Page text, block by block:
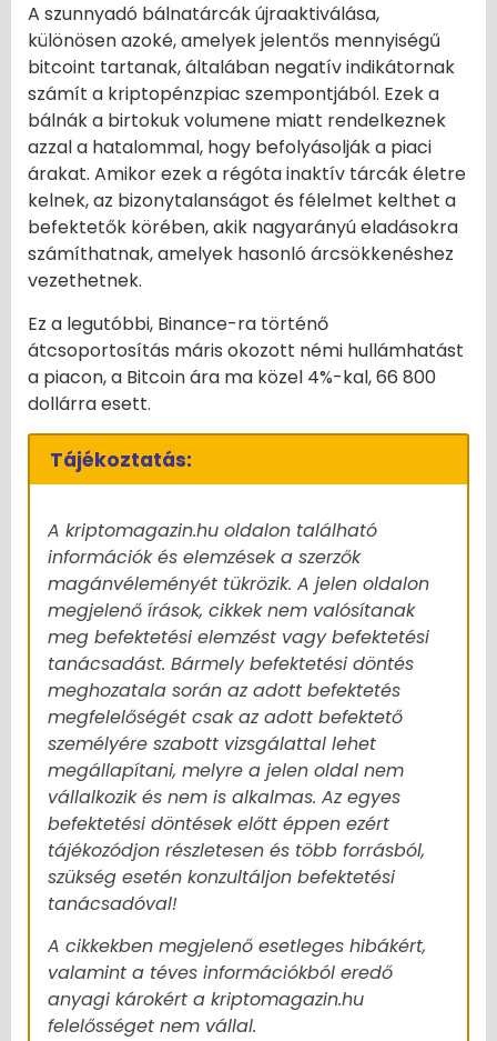
A szunnyadó bálnatárcák újraaktiválása,
különösen azoké, amelyek jelentős mennyiségű
bitcoint tartanak, általában negatív indikátornak
számít a kriptopénzpiac szempontjából. Ezek a
bálnák a birtokuk volumene miatt rendelkeznek
azzal a hatalommal, hogy befolyásolják a piaci
árakat. Amikor ezek a régóta inaktív tárcák életre
kelnek, az bizonytalanságot és félelmet kelthet a
befektetők körében, akik nagyarányú eladásokra
számíthatnak, amelyek hasonló árcsökkenéshez
vezethetnek.
Ez a legutóbbi, Binance-ra történő
átcsoportosítás máris okozott némi hullámhatást
a piacon, a Bitcoin ára ma közel 4%-kal, 66 800
dollárra esett.
Tájékoztatás:
A kriptomagazin.hu oldalon található
információk és elemzések a szerzők
magánvéleményét tükrözik. A jelen oldalon
megjelenő írások, cikkek nem valósítanak
meg befektetési elemzést vagy befektetési
tanácsadást. Bármely befektetési döntés
meghozatala során az adott befektetés
megfelelőségét csak az adott befektető
személyére szabott vizsgálattal lehet
megállapítani, melyre a jelen oldal nem
vállalkozik és nem is alkalmas. Az egyes
befektetési döntések előtt éppen ezért
tájékozódjon részletesen és több forrásból,
szükség esetén konzultáljon befektetési
tanácsadóval!
A cikkekben megjelenő esetleges hibákért,
valamint a téves információkból eredő
anyagi károkért a kriptomagazin.hu
felelősséget nem vállal.